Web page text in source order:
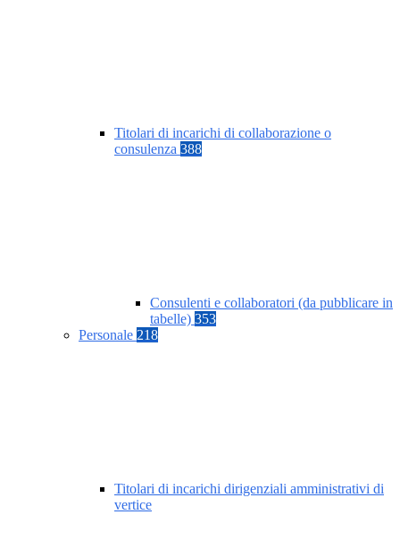
Titolari di incarichi di collaborazione o
consulenza 388
Consulenti e collaboratori (da pubblicare in
tabelle) 353
Personale 218
Titolari di incarichi dirigenziali amministrativi di
vertice